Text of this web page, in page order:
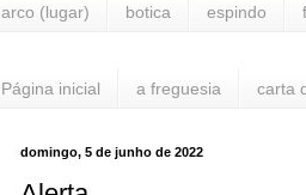
arco (lugar) botica espindo
Página inicial a freguesia carta
domingo, 5 de junho de 2022